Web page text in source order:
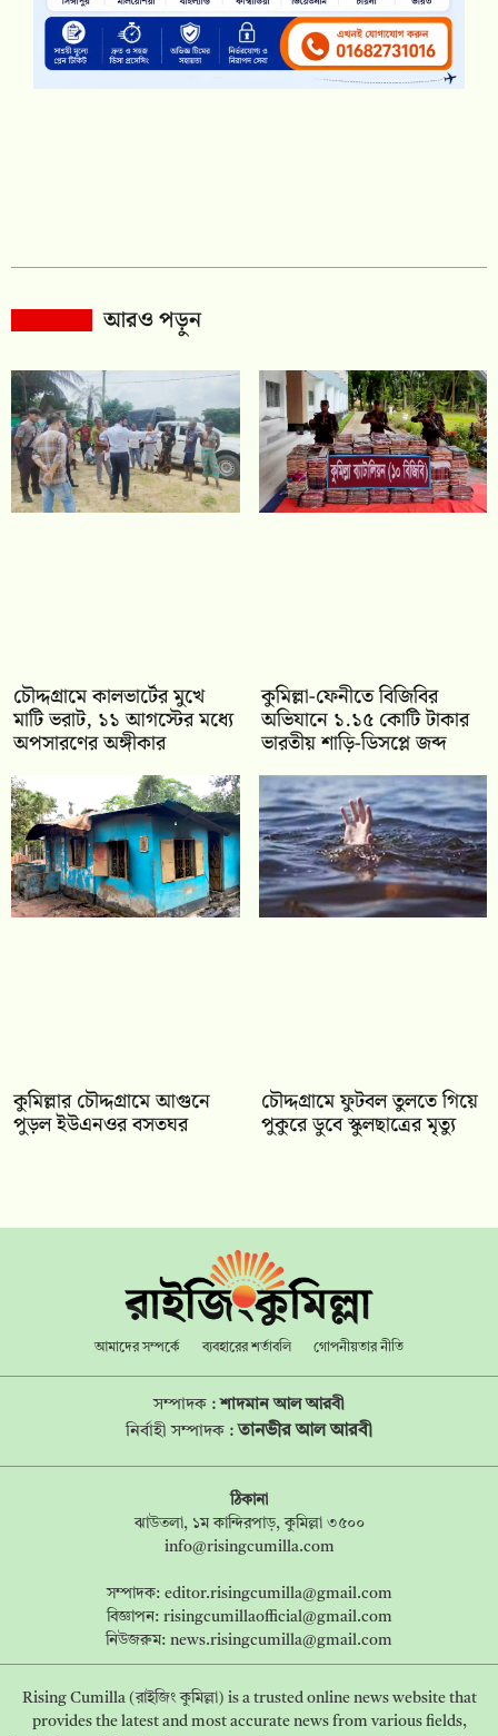
আরও পড়ুন
চৌদ্দগ্রামে কালভার্টের মুখে
মাটি ভরাট, ১১ আগস্টের মধ্যে
অপসারণের অঙ্গীকার
কুমিল্লা-ফেনীতে বিজিবির
অভিযানে ১.১৫ কোটি টাকার
ভারতীয় শাড়ি-ডিসপ্লে জব্দ
কুমিল্লার চৌদ্দগ্রামে আগুনে
পুড়ল ইউএনওর বসতঘর
চৌদ্দগ্রামে ফুটবল তুলতে গিয়ে
পুকুরে ডুবে স্কুলছাত্রের মৃত্যু
আমাদের সম্পর্কে ব্যবহারের শর্তাবলি গোপনীয়তার নীতি
সম্পাদক :শাদমান আল আরবী
নির্বাহী সম্পাদক :তানভীর আল আরবী
ঠিকানা
ঝাউতলা, ১ম কান্দিরপাড়, কুমিল্লা ৩৫০০
info@risingcumilla.com
সম্পাদক: editor.risingcumilla@gmail.com
বিজ্ঞাপন: risingcumillaofficial@gmail.com
নিউজরুম: news.risingcumilla@gmail.com
Rising Cumilla (রাইজিং কুমিল্লা) is a trusted online news website that
provides the latest and most accurate news from various fields,